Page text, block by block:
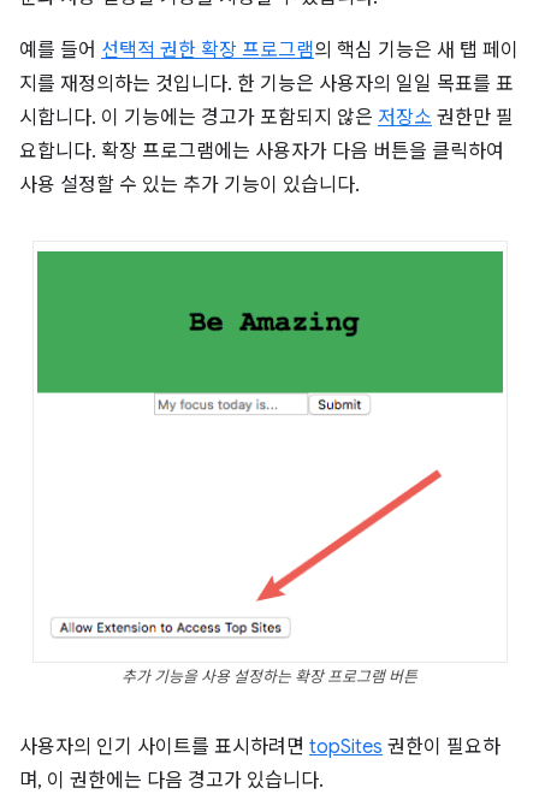
예를 들어 선택적 권한 확장 프로그램의 핵심 기능은 새 탭 페이
지를 재정의하는 것입니다. 한 기능은 사용자의 일일 목표를 표
시합니다. 이 기능에는 경고가 포함되지 않은 저장소 권한만 필
요합니다. 확장 프로그램에는 사용자가 다음 버튼을 클릭하여
사용 설정할 수 있는 추가 기능이 있습니다.
추가 기능을 사용 설정하는 확장 프로그램 버튼
사용자의 인기 사이트를 표시하려면 topSites 권한이 필요하
며, 이 권한에는 다음 경고가 있습니다.